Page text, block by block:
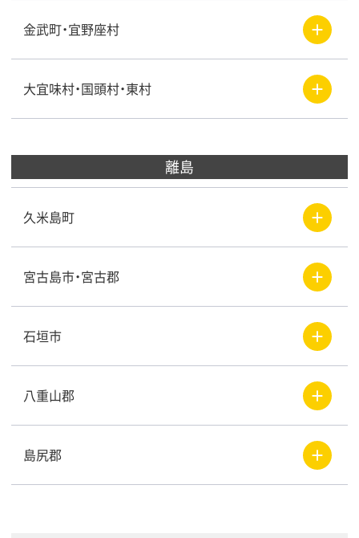
金武町・宜野座村 ＋
大宜味村・国頭村・東村 ＋
離島
久米島町 ＋
宮古島市・宮古郡 ＋
石垣市 ＋
八重山郡 ＋
島尻郡 ＋